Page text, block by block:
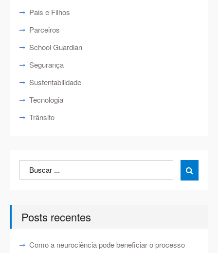
Pais e Filhos
Parceiros
School Guardian
Segurança
Sustentabilidade
Tecnologia
Trânsito
Search
for:

Posts recentes
Como a neurociência pode beneficiar o processo